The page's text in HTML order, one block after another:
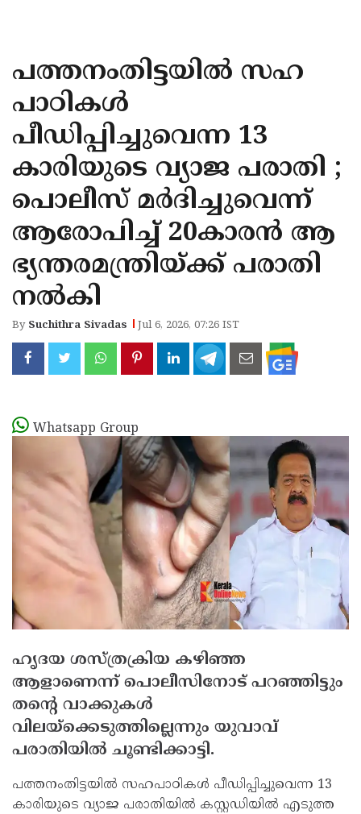
KANNUR
KASARAGOD
പത്തനംതിട്ടയില്‍ സഹ
പാഠികള്‍
പീഡിപ്പിച്ചുവെന്ന 13
കാരിയുടെ വ്യാജ പരാതി ;
പൊലീസ് മര്‍ദിച്ചുവെന്ന്
ആരോപിച്ച് 20കാരന്‍ ആ
ഭ്യന്തരമന്ത്രിയ്ക്ക് പരാതി
നല്‍കി
By Suchithra Sivadas Jul 6, 2026, 07:26 IST
Whatsapp Group
ഹൃദയ ശസ്ത്രക്രിയ കഴിഞ്ഞ
ആളാണെന്ന് പൊലീസിനോട് പറഞ്ഞിട്ടും
തന്റെ വാക്കുകള്‍
വിലയ്ക്കെടുത്തില്ലെന്നും യുവാവ്
പരാതിയില്‍ ചൂണ്ടിക്കാട്ടി.
പത്തനംതിട്ടയില്‍ സഹപാഠികള്‍ പീഡിപ്പിച്ചുവെന്ന 13
കാരിയുടെ വ്യാജ പരാതിയില്‍ കസ്റ്റഡിയില്‍ എടുത്ത